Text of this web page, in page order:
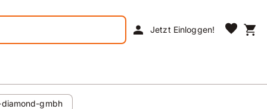
person Jetzt Einloggen! favorite shopping_cart
gmbh